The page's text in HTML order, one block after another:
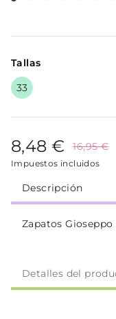
Tallas
33
8,48 € 16,95 €
Impuestos incluidos
Descripción
Zapatos
Detalles del